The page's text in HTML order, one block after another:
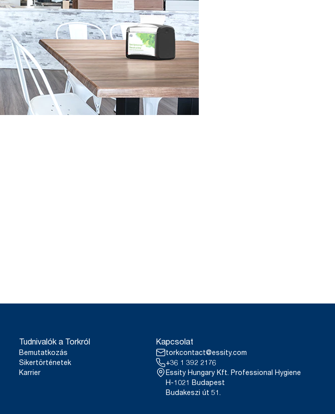
Tudnivalók a Torkról
Bemutatkozás
Sikertörténetek
Karrier
Kapcsolat
torkcontact@essity.com
+36 1 392 2176
Essity Hungary Kft. Professional Hygiene
H-1021 Budapest
Budakeszi út 51.